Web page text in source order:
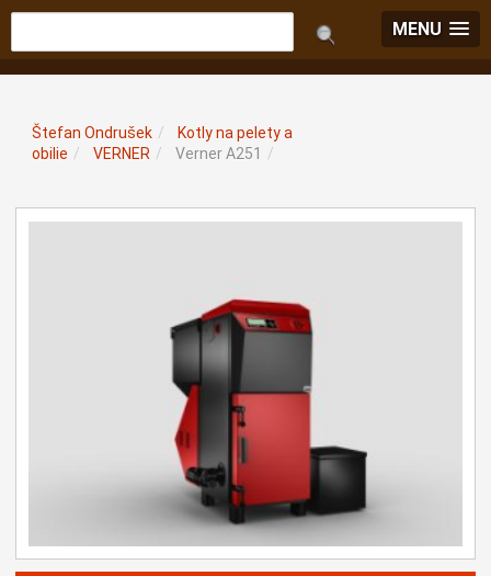
MENU
Štefan Ondrušek /
Kotly na pelety a
obilie / VERNER / Verner A251 /